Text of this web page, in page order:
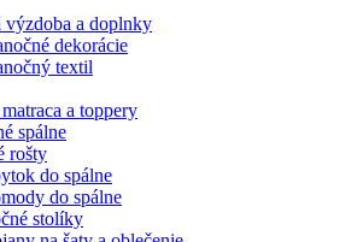
výzdoba a doplnky
dekorácie
textil
a toppery
spálne
rošty
do spálne
do spálne
stolíky